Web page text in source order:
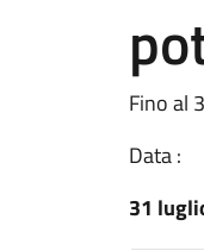
Fino al
Data :
31